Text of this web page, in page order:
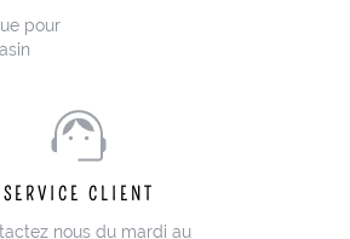
pour
SERVICE CLIENT
nous du mardi au